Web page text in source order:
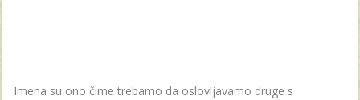
Imena su ono čime trebamo da oslovljavamo druge s